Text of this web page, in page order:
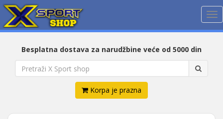
Besplatna dostava za narudžbine veće od 5000 din
Korpa je prazna